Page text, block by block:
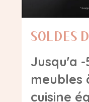
SOLDES
Jusqu'a -
meubles
cuisine